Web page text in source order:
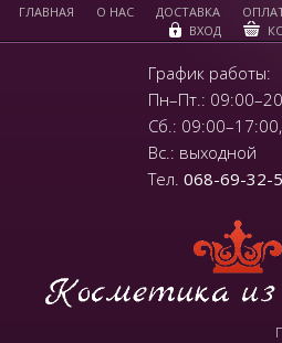
ГЛАВНАЯ О НАС ДОСТАВКА
ВХОД
График работы:
Пн–Пт.:
Сб.: 09:00–17:00,
Вс.: выходной
Тел. 068-69-32-